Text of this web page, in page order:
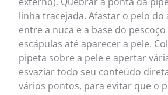
linha tracejada. Afastar o pelo do
entre a nuca e a base do
escápulas até aparecer a pele.
pipeta sobre a pele e apertar
esvaziar todo seu conteúdo
vários pontos, para evitar que o